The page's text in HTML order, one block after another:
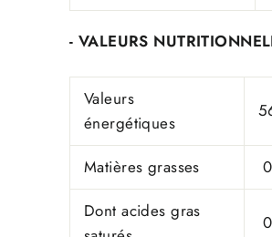
- VALEURS
Valeurs
énergétiques
Matières grasses
Dont acides gras